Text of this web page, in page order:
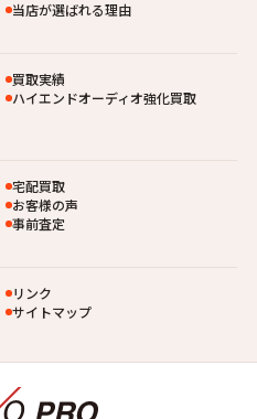
当店が選ばれる理由
買取実績
ハイエンドオーディオ強化買取
宅配買取
お客様の声
事前査定
リンク
サイトマップ